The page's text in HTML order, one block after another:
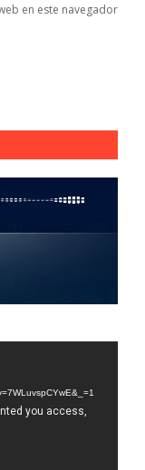
en este navegador